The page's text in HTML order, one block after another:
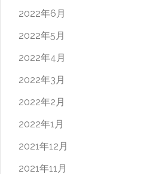
2022年6月
2022年5月
2022年4月
2022年3月
2022年2月
2022年1月
2021年12月
2021年11月